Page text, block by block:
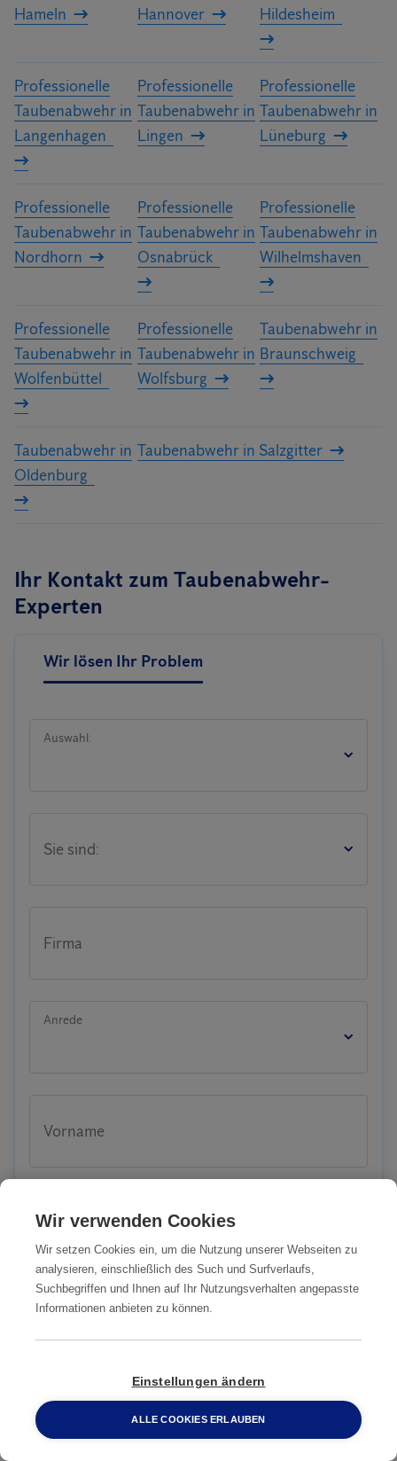
Hameln
Hannover
Hildesheim
Professionelle
Taubenabwehr in
Langenhagen
Professionelle
Taubenabwehr in
Lingen
Professionelle
Taubenabwehr in
Lüneburg
Professionelle
Taubenabwehr in
Nordhorn
Professionelle
Taubenabwehr in
Osnabrück
Professionelle
Taubenabwehr in
Wilhelmshaven
Professionelle
Taubenabwehr in
Wolfenbüttel
Professionelle
Taubenabwehr in
Wolfsburg
Taubenabwehr in
Braunschweig
Taubenabwehr in
Oldenburg
Taubenabwehr in Salzgitter
Ihr Kontakt zum Taubenabwehr-
Experten
Wir lösen Ihr Problem
Auswahl:
Sie sind:
Firma
Anrede
Vorname
Nachname
Telefonnummer
Email-Adresse
0800 2 33 04 00
Wir verwenden Cookies
Wir setzen Cookies ein, um die Nutzung unserer Webseiten zu
analysieren, einschließlich des Such und Surfverlaufs,
Suchbegriffen und Ihnen auf Ihr Nutzungsverhalten angepasste
Informationen anbieten zu können.
Einstellungen ändern
ALLE COOKIES ERLAUBEN